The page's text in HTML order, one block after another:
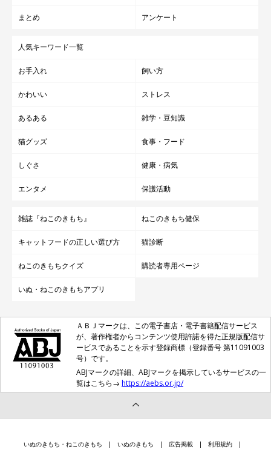
まとめ アンケート
人気キーワード一覧
お手入れ 飼い方
かわいい ストレス
あるある 雑学・豆知識
猫グッズ 食事・フード
しぐさ 健康・病気
エンタメ 保護活動
雑誌『ねこのきもち』 ねこのきもち健保
キャットフードの正しい選び方 猫診断
ねこのきもちクイズ 購読者専用ページ
いぬ・ねこのきもちアプリ
ＡＢＪマークは、この電子書店・電子書籍配信サービス
が、著作権者からコンテンツ使用許諾を得た正規版配信サ
ービスであることを示す登録商標（登録番号 第11091003
号）です。
ABJマークの詳細、ABJマークを掲示しているサービスの一
覧はこちら→ https://aebs.or.jp/
いぬのきもち・ねこのきもち いぬのきもち 広告掲載 利用規約